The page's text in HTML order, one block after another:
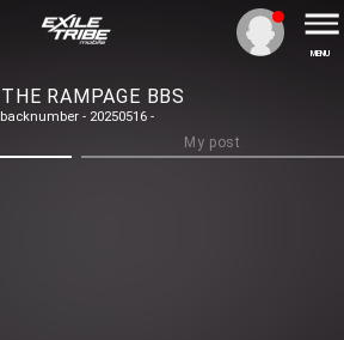
MENU
THE RAMPAGE BBS
backnumber - 20250516 -
My post